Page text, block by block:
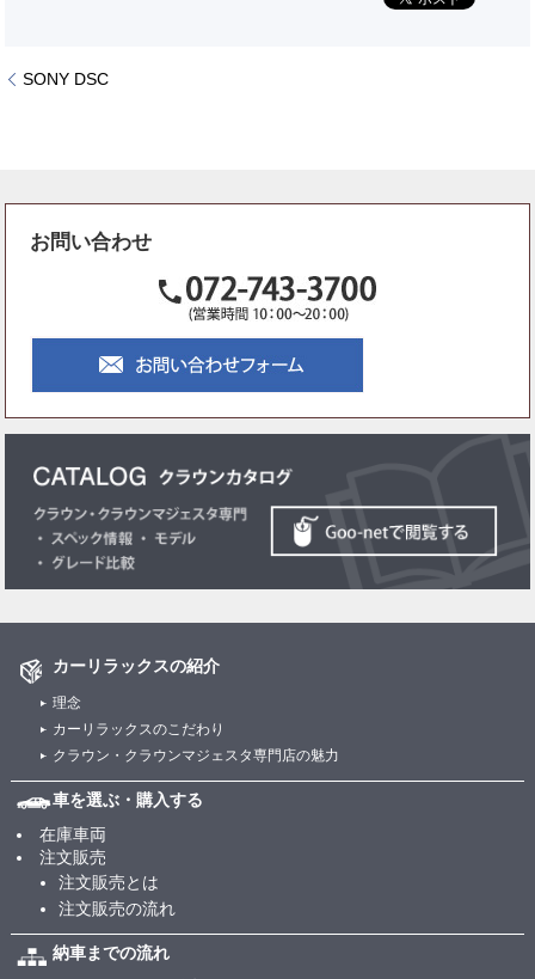
SONY DSC
お問い合わせ
カーリラックスの紹介
理念
カーリラックスのこだわり
クラウン・クラウンマジェスタ専門店の魅力
車を選ぶ・購入する
在庫車両
注文販売
注文販売とは
注文販売の流れ
納車までの流れ